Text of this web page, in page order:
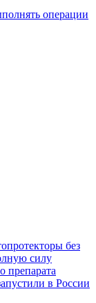
операции
без
силу
препарата
в России